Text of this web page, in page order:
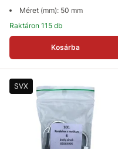
Méret (mm): 50 mm
Raktáron 115 db
Kosárba
SVX